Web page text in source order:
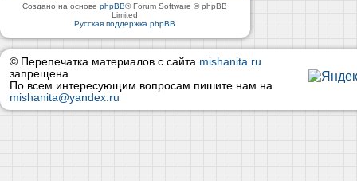
Создано на основеphpBB® Forum Software © phpBB
Limited
Русская поддержка phpBB
© Перепечатка материалов с сайта mishanita.ru
запрещена
По всем интересующим вопросам пишите нам на
mishanita@yandex.ru